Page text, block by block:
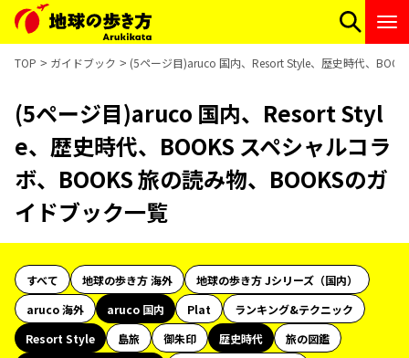
TOP ガイドブック (5ページ目)aruco 国内、Resort Style、歴史時代、
(5ページ目)aruco 国内、Resort Styl
e、歴史時代、BOOKS スペシャルコラ
ボ、BOOKS 旅の読み物、BOOKSのガ
イドブック一覧
すべて 地球の歩き方 海外
地球の歩き方 Jシリーズ（国内）
aruco 海外
aruco 国内 Plat
ランキング&テクニック
Resort Style
島旅 御朱印 歴史時代
旅の図鑑